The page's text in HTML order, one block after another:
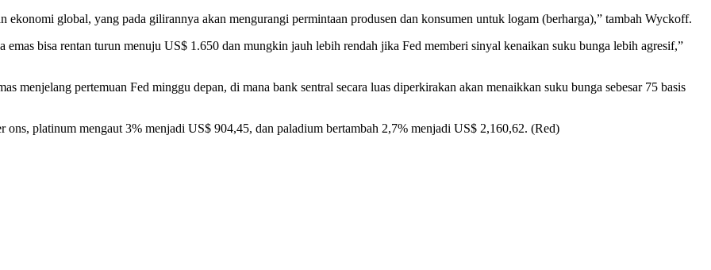
ekonomi global, yang pada gilirannya akan mengurangi permintaan produsen dan konsumen untuk logam (berharga),” tambah Wyckoff.
bisa rentan turun menuju US$ 1.650 dan mungkin jauh lebih rendah jika Fed memberi sinyal kenaikan suku bunga lebih agresif,”
menjelang pertemuan Fed minggu depan, di mana bank sentral secara luas diperkirakan akan menaikkan suku bunga sebesar 75 basis
ons, platinum mengaut 3% menjadi US$ 904,45, dan paladium bertambah 2,7% menjadi US$ 2,160,62. (Red)